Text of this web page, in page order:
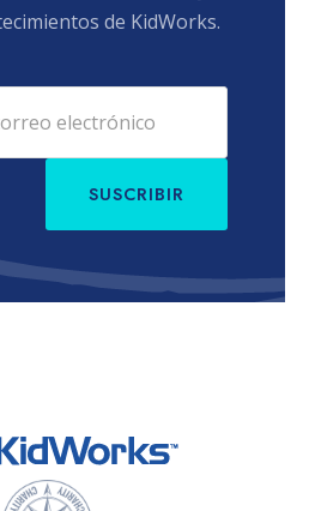
de KidWorks.
SUSCRIBIR